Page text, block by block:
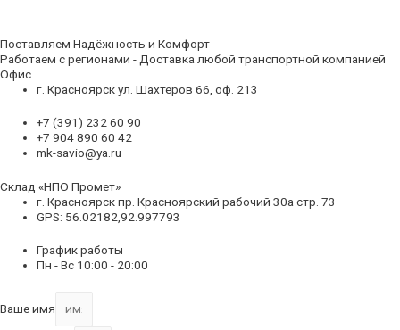
Поставляем Надёжность и Комфорт
Работаем с регионами - Доставка любой транспортной компанией
Офис
г. Красноярск ул. Шахтеров 66, оф. 213
+7 (391) 232 60 90
+7 904 890 60 42
mk-savio@ya.ru
Склад «НПО Промет»
г. Красноярск пр. Красноярский рабочий 30а стр. 73
GPS: 56.02182,92.997793
График работы
Пн - Вс 10:00 - 20:00
Ваше имя